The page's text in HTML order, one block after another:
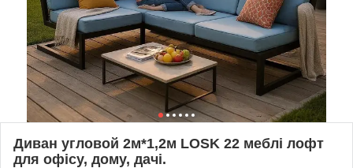
Диван угловой 2м*1,2м LOSK 22 меблі лофт
для офісу, дому, дачі.